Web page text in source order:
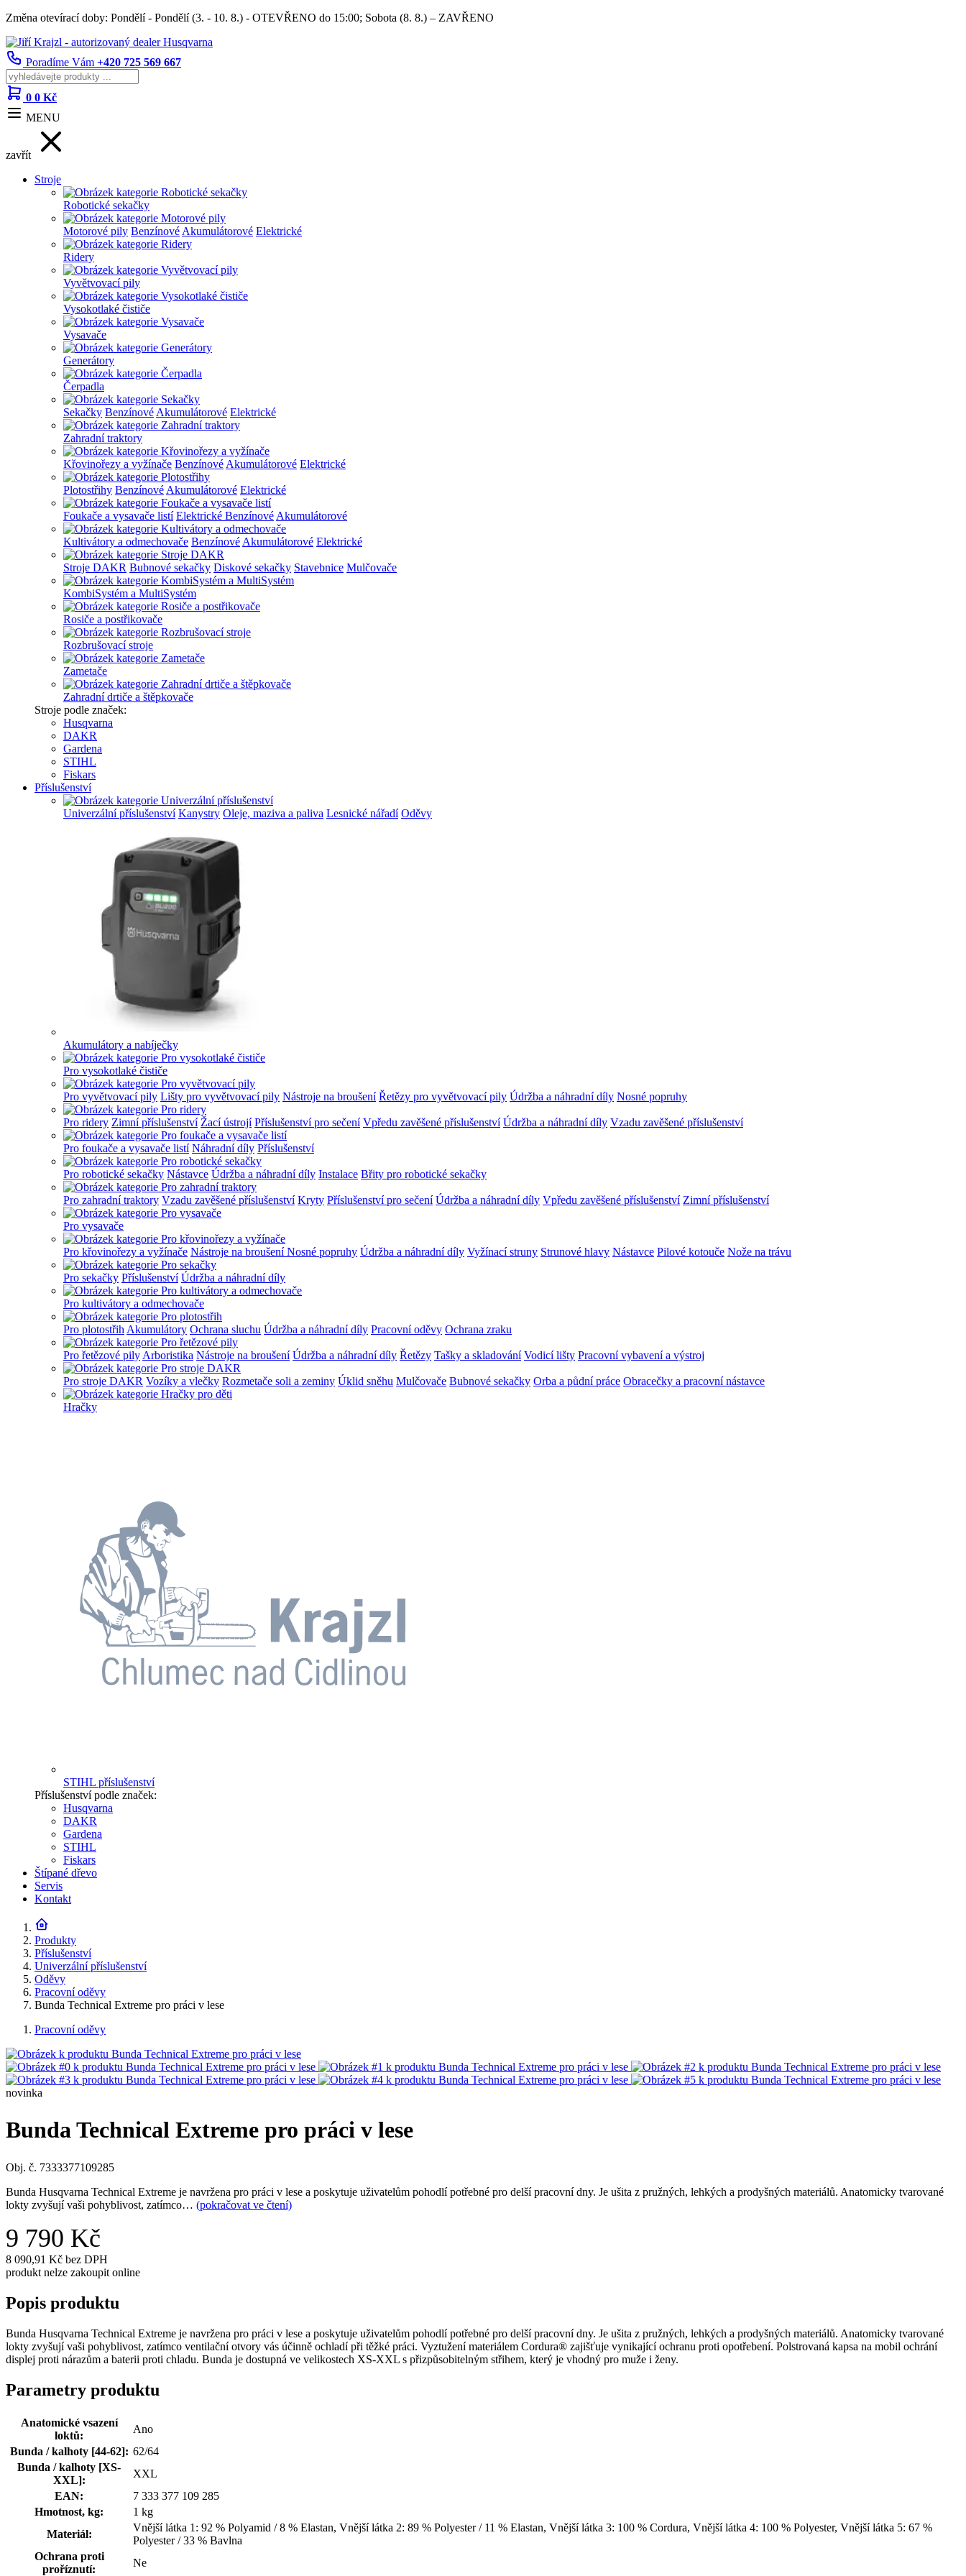
Změna otevírací doby: Pondělí - Pondělí (3. - 10. 8.) - OTEVŘENO do 15:00; Sobota (8. 8.) – ZAVŘENO
Poradíme Vám +420 725 569 667
0 0 Kč
MENU
zavřít
Stroje
Robotické sekačky
Motorové pily Benzínové Akumulátorové Elektrické
Ridery
Vyvětvovací pily
Vysokotlaké čističe
Vysavače
Generátory
Čerpadla
Sekačky Benzínové Akumulátorové Elektrické
Zahradní traktory
Křovinořezy a vyžínače Benzínové Akumulátorové Elektrické
Plotostřihy Benzínové Akumulátorové Elektrické
Foukače a vysavače listí Elektrické Benzínové Akumulátorové
Kultivátory a odmechovače Benzínové Akumulátorové Elektrické
Stroje DAKR Bubnové sekačky Diskové sekačky Stavebnice Mulčovače
KombiSystém a MultiSystém
Rosiče a postřikovače
Rozbrušovací stroje
Zametače
Zahradní drtiče a štěpkovače
Stroje podle značek:
Husqvarna
DAKR
Gardena
STIHL
Fiskars
Příslušenství
Univerzální příslušenství Kanystry Oleje, maziva a paliva Lesnické nářadí Oděvy
Akumulátory a nabíječky
Pro vysokotlaké čističe
Pro vyvětvovací pily Lišty pro vyvětvovací pily Nástroje na broušení Řetězy pro vyvětvovací pily Údržba a náhradní díly Nosné popruhy
Pro ridery Zimní příslušenství Žací ústrojí Příslušenství pro sečení Vpředu zavěšené příslušenství Údržba a náhradní díly Vzadu zavěšené příslušenství
Pro foukače a vysavače listí Náhradní díly Příslušenství
Pro robotické sekačky Nástavce Údržba a náhradní díly Instalace Břity pro robotické sekačky
Pro zahradní traktory Vzadu zavěšené příslušenství Kryty Příslušenství pro sečení Údržba a náhradní díly Vpředu zavěšené příslušenství Zimní příslušenství
Pro vysavače
Pro křovinořezy a vyžínače Nástroje na broušeníNosné popruhy Údržba a náhradní díly Vyžínací struny Strunové hlavy Nástavce Pilové kotouče Nože na trávu
Pro sekačky Příslušenství Údržba a náhradní díly
Pro kultivátory a odmechovače
Pro plotostřih Akumulátory Ochrana sluchu Údržba a náhradní díly Pracovní oděvy Ochrana zraku
Pro řetězové pily Arboristika Nástroje na broušení Údržba a náhradní díly Řetězy Tašky a skladování Vodicí lišty Pracovní vybavení a výstroj
Pro stroje DAKR Vozíky a vlečky Rozmetače soli a zeminy Úklid sněhu Mulčovače Bubnové sekačky Orba a půdní práce Obracečky a pracovní nástavce
Hračky
STIHL příslušenství
Příslušenství podle značek:
Husqvarna
DAKR
Gardena
STIHL
Fiskars
Štípané dřevo
Servis
Kontakt
Produkty
Příslušenství
Univerzální příslušenství
Oděvy
Pracovní oděvy
Bunda Technical Extreme pro práci v lese
Pracovní oděvy
novinka
Bunda Technical Extreme pro práci v lese
Obj. č. 7333377109285
Bunda Husqvarna Technical Extreme je navržena pro práci v lese a poskytuje uživatelům pohodlí potřebné pro delší pracovní dny. Je ušita z pružných, lehkých a prodyšných materiálů. Anatomicky tvarované
lokty zvyšují vaši pohyblivost, zatímco… (pokračovat ve čtení)
9 790 Kč
8 090,91 Kč bez DPH
produkt nelze zakoupit online
Popis produktu
Bunda Husqvarna Technical Extreme je navržena pro práci v lese a poskytuje uživatelům pohodlí potřebné pro delší pracovní dny. Je ušita z pružných, lehkých a prodyšných materiálů. Anatomicky tvarované
lokty zvyšují vaši pohyblivost, zatímco ventilační otvory vás účinně ochladí při těžké práci. Vyztužení materiálem Cordura® zajišťuje vynikající ochranu proti opotřebení. Polstrovaná kapsa na mobil ochrání
displej proti nárazům a baterii proti chladu. Bunda je dostupná ve velikostech XS-XXL s přizpůsobitelným střihem, který je vhodný pro muže i ženy.
Parametry produktu
Anatomické vsazení
loktů:
Ano
Bunda / kalhoty [44-62]: 62/64
Bunda / kalhoty [XS-
XXL]:
XXL
EAN:
7 333 377 109 285
Hmotnost, kg:
1 kg
Materiál:
Vnější látka 1: 92 % Polyamid / 8 % Elastan, Vnější látka 2: 89 % Polyester / 11 % Elastan, Vnější látka 3: 100 % Cordura, Vnější látka 4: 100 % Polyester, Vnější látka 5: 67 %
Polyester / 33 % Bavlna
Ochrana proti
proříznutí:
Ne